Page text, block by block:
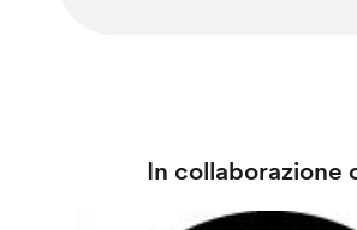
In collaborazione